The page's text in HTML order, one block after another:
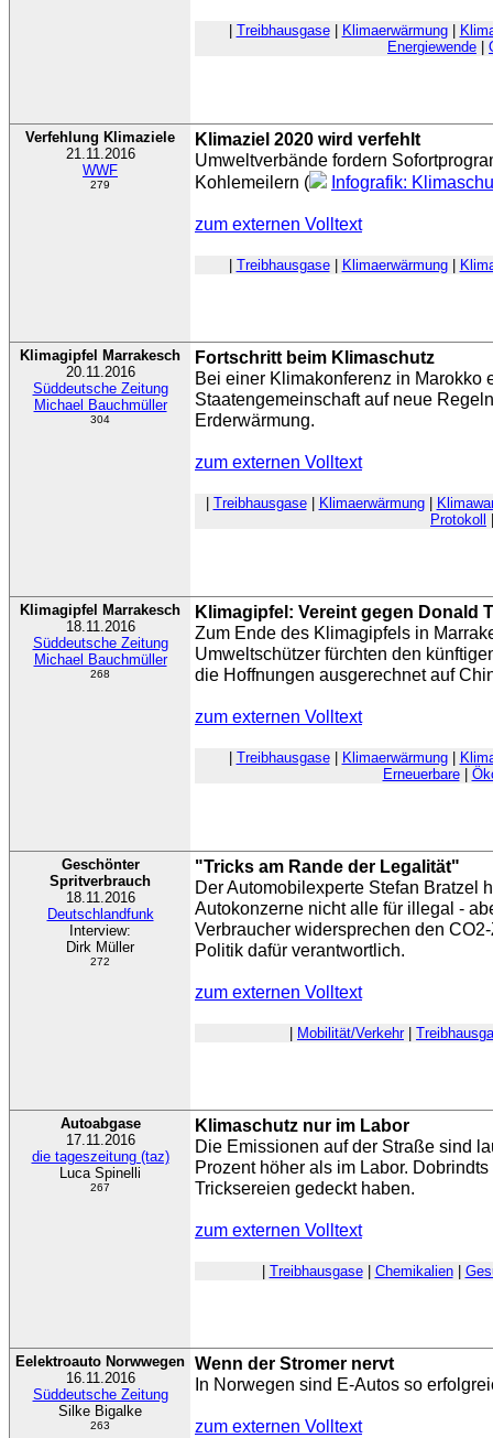
Treibhausgase| Klimaerwärmung|
Energiewende
Verfehlung Klimaziele
21.11.2016
WWF
279
Klimaziel 2020 wird verfehlt
Umweltverbände fordern
Kohlemeilern (
Infografik:
zum externen Volltext
Treibhausgase| Klimaerwärmung|
Klimagipfel Marrakesch
20.11.2016
Süddeutsche Zeitung
Michael Bauchmüller
304
Fortschritt beim Klimaschutz
Bei einer Klimakonferenz in Marokko
Staatengemeinschaft auf neue
Erderwärmung.
zum externen Volltext
Treibhausgase| Klimaerwärmung|
Protokoll
Klimagipfel Marrakesch
18.11.2016
Süddeutsche Zeitung
Michael Bauchmüller
268
Klimagipfel: Vereint gegen Donald
Zum Ende des Klimagipfels in
Umweltschützer fürchten den
die Hoffnungen ausgerechnet auf
zum externen Volltext
Treibhausgase| Klimaerwärmung|
Erneuerbare|
Geschönter
Spritverbrauch
18.11.2016
Deutschlandfunk
Interview:
Dirk Müller
272
"Tricks am Rande der Legalität"
Der Automobilexperte Stefan Bratzel
Autokonzerne nicht alle für illegal -
Verbraucher widersprechen den
Politik dafür verantwortlich.
zum externen Volltext
Mobilität/Verkehr|
Autoabgase
17.11.2016
die tageszeitung (taz)
Luca Spinelli
267
Klimaschutz nur im Labor
Die Emissionen auf der Straße sind
Prozent höher als im Labor.
Tricksereien gedeckt haben.
zum externen Volltext
Treibhausgase| Chemikalien|
Eelektroauto Norwwegen
16.11.2016
Süddeutsche Zeitung
Silke Bigalke
263
Wenn der Stromer nervt
In Norwegen sind E-Autos so
zum externen Volltext